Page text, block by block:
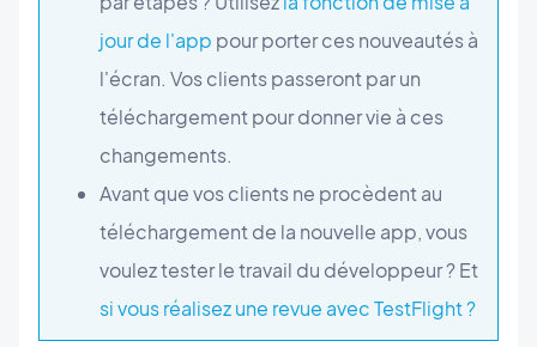
jour de l'app pour porter ces nouveautés à
l'écran. Vos clients passeront par un
téléchargement pour donner vie à ces
changements.
Avant que vos clients ne procèdent au
téléchargement de la nouvelle app, vous
voulez tester le travail du développeur ? Et
si vous réalisez une revue avec TestFlight ?